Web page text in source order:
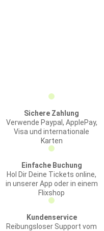
Sichere Zahlung
Verwende Paypal, ApplePay,
Visa und internationale
Karten
Einfache Buchung
Hol Dir Deine Tickets online,
in unserer App oder in einem
Flixshop
Kundenservice
Reibungsloser Support vom